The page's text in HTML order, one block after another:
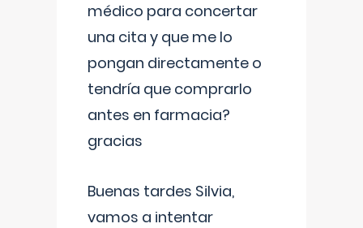
médico para concertar
una cita y que me lo
pongan directamente o
tendría que comprarlo
antes en farmacia?
gracias
Buenas tardes Silvia,
vamos a intentar